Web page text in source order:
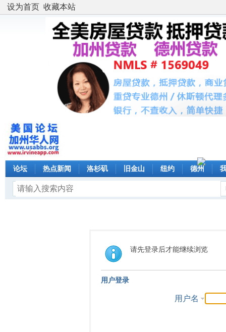
设为首页 收藏本站
论坛 热点新闻 洛杉矶 旧金山 纽约 德州
请先登录后才能继续浏览
用户登录
用户名